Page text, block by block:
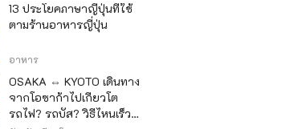
13 ประโยคภาษาญี่ปุ่นที่ใช้
ตามร้านอาหารญี่ปุ่น
อาหาร
OSAKA ⇔ KYOTO เดินทาง
จากโอซาก้าไปเกียวโต
รถไฟ? รถบัส? วิธีไหนเร็ว